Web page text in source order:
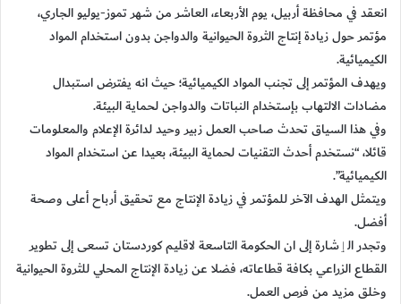
انعقد في محافظة أربيل، يوم الأربعاء، العاشر من شهر تموز-يوليو الجاري،
مؤتمر حول زيادة إنتاج الثروة الحيوانية والدواجن بدون استخدام المواد
الكيميائية.
ويهدف المؤتمر إلى تجنب المواد الكيميائية؛ حيث انه يفترض استبدال
مضادات الالتهاب بإستخدام النباتات والدواجن لحماية البيئة.
وفي هذا السياق تحدث صاحب العمل زبير وحيد لدائرة الإعلام والمعلومات
قائلا، “نستخدم أحدث التقنيات لحماية البيئة، بعيدا عن استخدام المواد
الكيميائية”.
ويتمثل الهدف الآخر للمؤتمر في زيادة الإنتاج مع تحقيق أرباح أعلى وصحة
أفضل.
وتجدر الٳشارة إلى ان الحكومة التاسعة لاقليم كوردستان تسعی إلى تطوير
القطاع الزراعي بكافة قطاعاته، فضلا عن زيادة الإنتاج المحلي للثروة الحيوانية
وخلق مزيد من فرص العمل.